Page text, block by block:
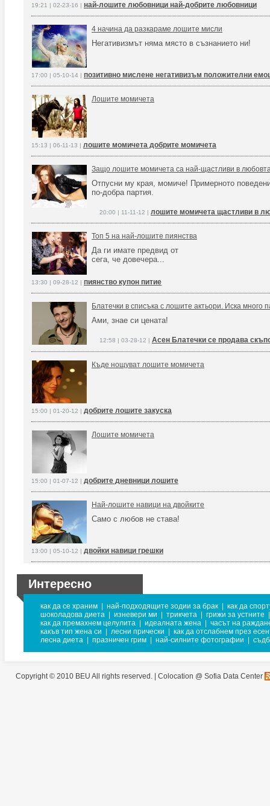
19:21 | 02-23-16 | най-лошите любовници най-добрите любовници
4 начина да разкараме лошите мисли
Негативизмът няма място в съзнанието ни!
17:00 | 05-10-14 | позитивно мислене негативизъм положителни
Лошите момичета
15:13 | 06-11-13 | лошите момичета добрите момичета
Защо лошите момичета са най-щастливи в
Отпусни му края, момиче! Примерното
по-добра партия.
20:00 | 11-11-12 | лошите момичета щастливи в
Топ 5 на най-лошите пиянства
Да ги имате предвид от
сега, че довечера...
13:30 | 09-28-12 | пиянство купон питие
Блатечки в списъка с лошите актьори. Иска много
Ами, знае си цената!
12:58 | 03-28-12 | Асен Блатечки се продава
Къде нощуват лошите момичета
15:00 | 01-20-12 | добрите лошите закуска
Лошите момичета
15:00 | 01-07-12 | добрите дневници лошите
Най-лошите навици на двойките
Само с любов не става!
13:00 | 05-10-12 | двойки навици грешки
Интересно
как да се храним най-подходящите зодии за брак
как да
шоколадова диета
изневери ми трикчета грижи за устните
как да премахнем целулита
идеалната жена
часът на
какъв тип жена си
лесни прически
как да отслабнем през
лесна диета
празничен грим най-силните фотографии
Copyright © 2010 BEU All rights reserved. | Colocation @ Sofia Data Center